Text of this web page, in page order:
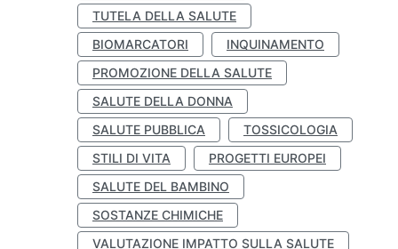
TUTELA DELLA SALUTE
BIOMARCATORI
INQUINAMENTO
PROMOZIONE DELLA SALUTE
SALUTE DELLA DONNA
SALUTE PUBBLICA
TOSSICOLOGIA
STILI DI VITA
PROGETTI EUROPEI
SALUTE DEL BAMBINO
SOSTANZE CHIMICHE
VALUTAZIONE IMPATTO SULLA SALUTE